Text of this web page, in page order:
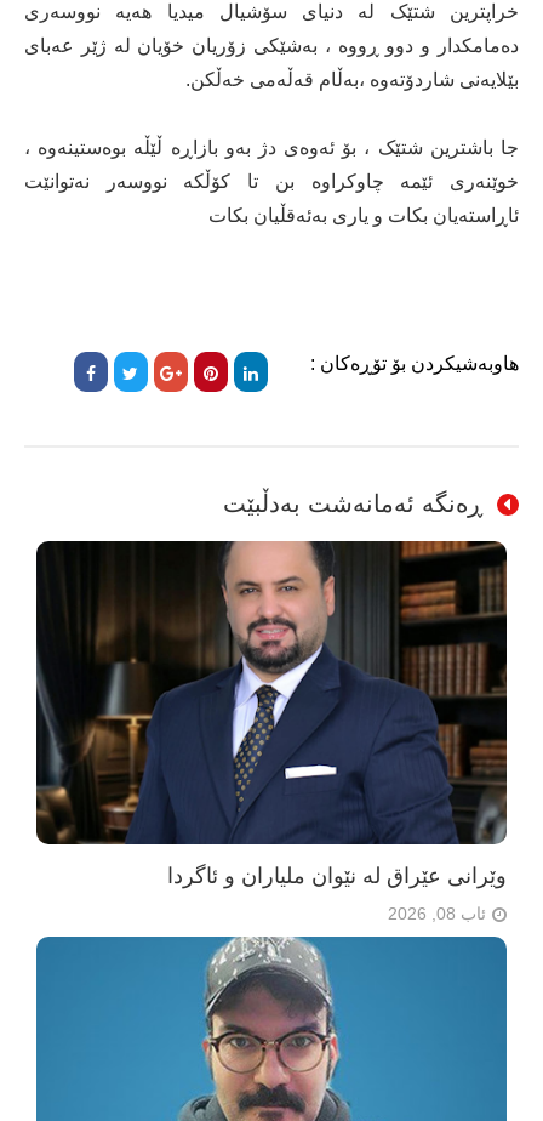
خراپترین شتێک لە دنیای سۆشیال میدیا هەیە نووسەری
دەمامکدار و دوو ڕووە ، بەشێکی زۆریان خۆیان لە ژێر عەبای
بێلایەنی شاردۆتەوە ،بەڵام قەڵەمی خەڵکن.
جا باشترین شتێک ، بۆ ئەوەی دژ بەو بازاڕە ڵێڵە بوەستینەوە ،
خوێنەری ئێمە چاوکراوە بن تا کۆڵکە نووسەر نەتوانێت
ئاڕاستەیان بکات و یاری بەئەقڵیان بکات
هاوبەشیکردن بۆ تۆڕەکان :
ڕەنگە ئەمانەشت بەدڵبێت
وێرانی عێراق لە نێوان ملیاران و ئاگردا
ئاب 08, 2026